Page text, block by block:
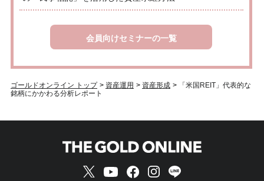
会員向けセミナーの一覧
ゴールドオンライン トップ > 資産運用 > 資産形成 >
「米国REIT」代表的な
銘柄にかかわる分析レポート